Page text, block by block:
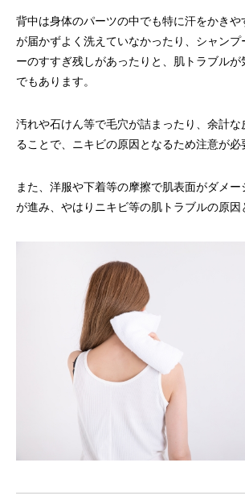
背中は身体のパーツの中でも特に汗をかき
が届かずよく洗えていなかったり、シャンプ
ーのすすぎ残しがあったりと、肌トラブル
でもあります。
汚れや石けん等で毛穴が詰まったり、余計な
ることで、ニキビの原因となるため注意が必
また、洋服や下着等の摩擦で肌表面がダメ
が進み、やはりニキビ等の肌トラブルの原因